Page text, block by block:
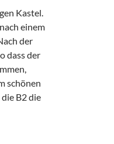
Kastel.
einem
der
dass der
schönen
B2 die